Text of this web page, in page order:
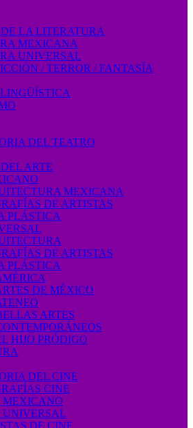
LA LITERATURA
MEXICANA
UNIVERSAL
/ TERROR / FANTASÍA
DEL TEATRO
ARTE
MEXICANA
DE ARTISTAS
PLÁSTICA
DE ARTISTAS
PLÁSTICA
DE MÉXICO
ARTES
HIJO PRÓDIGO
DEL CINE
CINE
MEXICANO
UNIVERSAL
DE CINE